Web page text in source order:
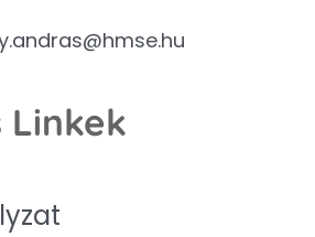
Linkek